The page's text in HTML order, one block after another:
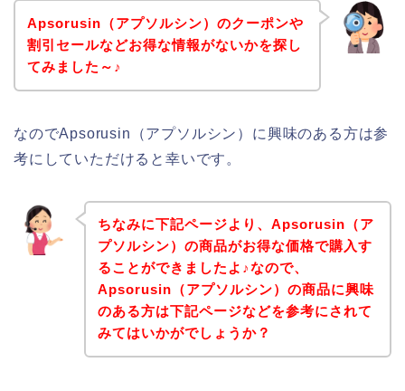
Apsorusin（アプソルシン）のクーポンや
割引セールなどお得な情報がないかを探し
てみました～♪
なのでApsorusin（アプソルシン）に興味のある方は参
考にしていただけると幸いです。
ちなみに下記ページより、Apsorusin（ア
プソルシン）の商品がお得な価格で購入す
ることができましたよ♪なので、
Apsorusin（アプソルシン）の商品に興味
のある方は下記ページなどを参考にされて
みてはいかがでしょうか？